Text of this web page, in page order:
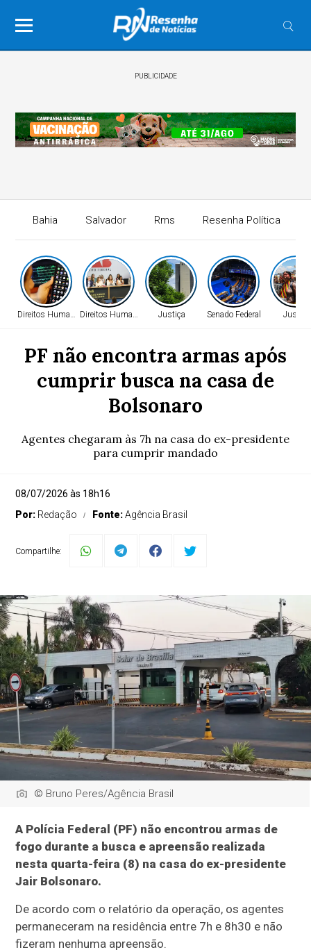
PUBLICIDADE
Bahia Salvador Rms Resenha Política
Direitos HumanosDireitos Humanos Justiça Senado Federal Justiça
PF não encontra armas após
cumprir busca na casa de
Bolsonaro
Agentes chegaram às 7h na casa do ex-presidente
para cumprir mandado
08/07/2026 às 18h16
Por: Redação Fonte:Agência Brasil
Compartilhe:
© Bruno Peres/Agência Brasil
A Polícia Federal (PF) não encontrou armas de
fogo durante a busca e apreensão realizada
nesta quarta-feira (8) na casa do ex-presidente
Jair Bolsonaro.
De acordo com o relatório da operação, os agentes
permaneceram na residência entre 7h e 8h30 e não
fizeram nenhuma apreensão.